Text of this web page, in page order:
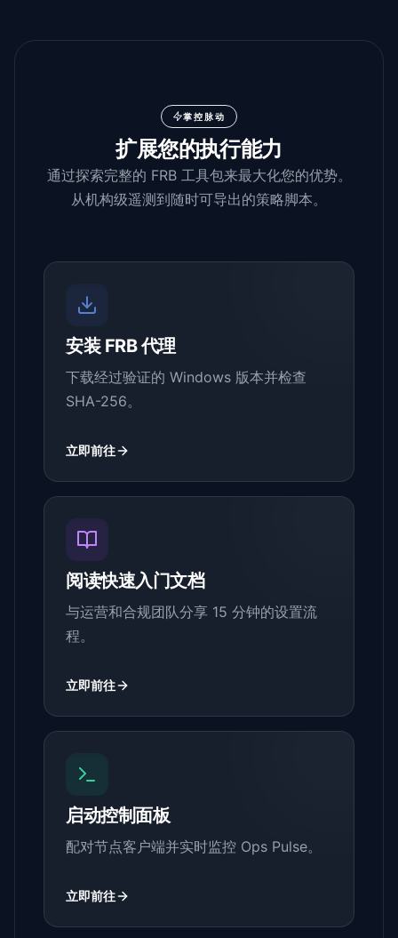
掌控脉动
扩展您的执行能力
通过探索完整的 FRB 工具包来最大化您的优势。
从机构级遥测到随时可导出的策略脚本。
安装 FRB 代理
下载经过验证的 Windows 版本并检查
SHA-256。
立即前往
阅读快速入门文档
与运营和合规团队分享 15 分钟的设置流
程。
立即前往
启动控制面板
配对节点客户端并实时监控 Ops Pulse。
立即前往